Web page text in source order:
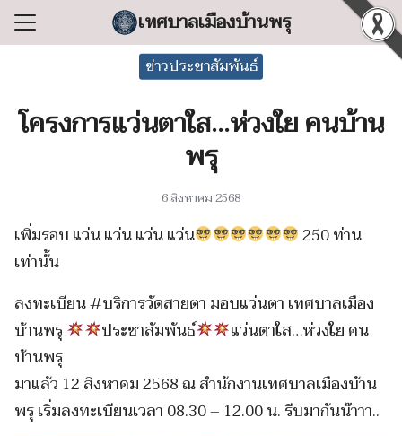
Skip
เทศบาลเมืองบ้านพรุ
ารสนเทศ
Search
ข่าวประชาสัมพันธ์
โครงการแว่นตาใส…ห่วงใย คนบ้าน
พรุ
6 สิงหาคม 2568
เพิ่มรอบ แว่น แว่น แว่น แว่น
250 ท่าน
เท่านั้น
ลงทะเบียน #บริการวัดสายตา มอบแว่นตา เทศบาลเมือง
บ้านพรุ
ประชาสัมพันธ์
แว่นตาใส…ห่วงใย คน
บ้านพรุ
มาแล้ว 12 สิงหาคม 2568 ณ สำนักงานเทศบาลเมืองบ้าน
พรุ เริ่มลงทะเบียนเวลา 08.30 – 12.00 น. รีบมากันน๊าาา..